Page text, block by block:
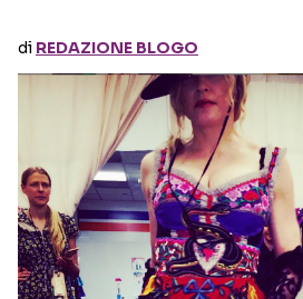
Seguici sui
di REDAZIONE BLOGO